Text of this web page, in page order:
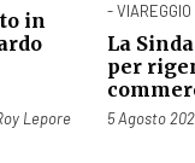
in
Lepore
- VIAREGGIO
La
per
Pubblicato il
5 Agosto